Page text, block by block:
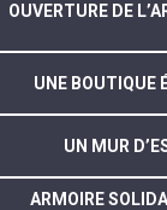
OUVERTURE DE
UNE BOUTIQUE
UN MUR
ARMOIRE